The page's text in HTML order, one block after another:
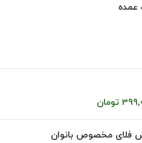
عمده
تومان
فلای مخصوص بانوان